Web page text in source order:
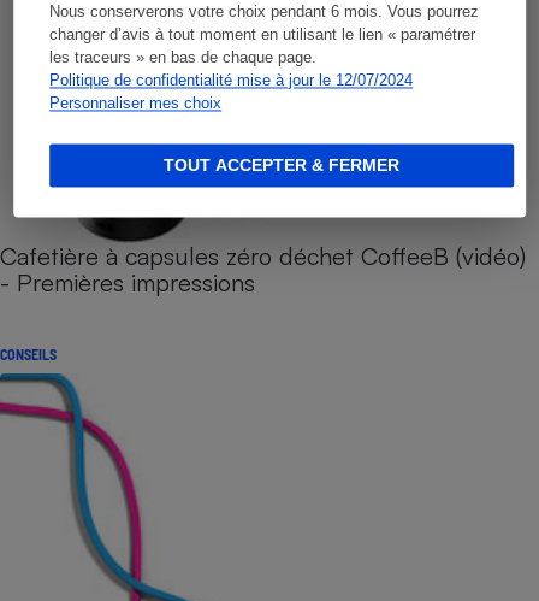
Nous conserverons votre choix pendant 6 mois. Vous pourrez
changer d’avis à tout moment en utilisant le lien « paramétrer
les traceurs » en bas de chaque page.
Politique de confidentialité mise à jour le 12/07/2024
Personnaliser mes choix
TOUT ACCEPTER & FERMER
Cafetière à capsules zéro déchet CoffeeB (vidéo)
- Premières impressions
CONSEILS